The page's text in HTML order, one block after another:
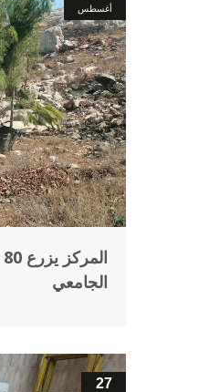
أغسطس
الجامعي
27